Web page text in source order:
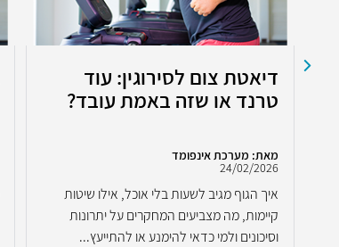
דיאטת צום לסירוגין: עוד
טרנד או שזה באמת עובד?
מאת: מערכת אינפומד
24/02/2026
איך הגוף מגיב לשעות בלי אוכל, אילו שיטות
קיימות, מה מצביעים המחקרים על יתרונות
וסיכונים ולמי כדאי להימנע או להתייעץ...